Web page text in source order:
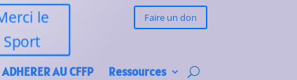
le
Sport
Faire un don
ADHERER AU CFFP Ressources